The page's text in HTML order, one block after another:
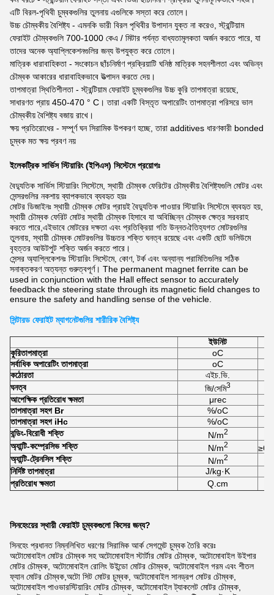
এটি বিরল-পৃথিবী চুম্বকগুলির তুলনায় এগুলিকে সস্তা করে তোলে।
উচ্চ চৌম্বকীয় বৈশিষ্ট্য - এমনকি ভারী বিরল পৃথিবীর উপাদান যুক্ত না করেও, স্ট্রন্টিয়াম
ফেরাইট চৌম্বকগুলি 700-1000 কেএ / মিটার পর্যন্ত বাধ্যতামূলকতা অর্জন করতে পারে, যা
তাদের অনেক অ্যাপ্লিকেশনগুলির জন্য উপযুক্ত করে তোলে।
মাত্রিক ধারাবাহিকতা - সংকোচন ছাঁচনির্মাণ প্রক্রিয়াটি ঘনিষ্ঠ মাত্রিক সহনশীলতা এবং অভিন্ন
চৌম্বক আকারের ধারাবাহিকভাবে উত্পাদন করতে দেয়।
তাপমাত্রা স্থিতিশীলতা - স্ট্রন্টিয়াম ফেরাইট চুম্বকগুলির উচ্চ কুরি তাপমাত্রা রয়েছে,
সাধারণত প্রায় 450-470 ° C। তারা একটি বিস্তৃত অপারেটিং তাপমাত্রা পরিসরে ভাল
চৌম্বকীয় বৈশিষ্ট্য বজায় রাখে।
ক্ষয় প্রতিরোধের - সম্পূর্ণ ঘন সিরামিক উপকরণ হচ্ছে, তারা additives ধারণকারী bonded
চুম্বক মত ক্ষয় প্রবণ নয়
ইলেকট্রিক সার্ভিস স্টিয়ারিং (ইপিএস) সিস্টেমে প্রয়োগঃ
বৈদ্যুতিক সার্ভিস স্টিয়ারিং সিস্টেমে, স্থায়ী চৌম্বক ফেরিটের চৌম্বকীয় বৈশিষ্ট্যগুলি মোটর এবং
সেন্সরগুলির নকশায় ব্যাপকভাবে ব্যবহৃত হয়ঃ
মোটর ডিজাইনঃ স্থায়ী চৌম্বক মোটর প্রায়ই বৈদ্যুতিক পাওয়ার স্টিয়ারিং সিস্টেমে ব্যবহৃত হয়,
স্থায়ী চৌম্বক ফেরিট মোটর স্থায়ী চৌম্বক হিসাবে যা অবিচ্ছিন্ন চৌম্বক ক্ষেত্র সরবরাহ
করতে পারে,এইভাবে মোটরের দক্ষতা এবং প্রতিক্রিয়া গতি উন্নতঐতিহ্যগত মোটরগুলির
তুলনায়, স্থায়ী চৌম্বক মোটরগুলির উচ্চতর শক্তি ঘনত্ব রয়েছে এবং একটি ছোট ভলিউমে
বৃহত্তর আউটপুট শক্তি অর্জন করতে পারে।
সেন্সর অ্যাপ্লিকেশনঃ স্টিয়ারিং সিস্টেমে, কোণ, টর্ক এবং অন্যান্য পরামিতিগুলির সঠিক
সনাক্তকরণ অত্যন্ত গুরুত্বপূর্ণ। The permanent magnet ferrite can be
used in conjunction with the Hall effect sensor to accurately
feedback the steering state through its magnetic field changes to
ensure the safety and handling sense of the vehicle.
সিন্টারড ফেরাইট ম্যাগনেটগুলির শারীরিক বৈশিষ্ট্য
ইউনিট
কুরিতাপমাত্রা
oC
সর্বাধিক অপারেটিং তাপমাত্রা
oC
কঠোরতা
এইচ.ভি.
ঘনত্ব
জি/সেমি3
আপেক্ষিক প্রতিরোধ ক্ষমতা
μrec
তাপমাত্রা সহগ Br
%/oC
তাপমাত্রা সহগ iHc
%/oC
বন্ডিং-বিরোধী শক্তি
N/m2
অ্যান্টি-কম্প্রেসিভ শক্তি N/m2
অ্যান্টি-ট্রেনসিল শক্তি
N/m2
নির্দিষ্ট তাপমাত্রা
J/kg·K
প্রতিরোধ ক্ষমতা
Q.cm
সিনহেংয়ের স্থায়ী ফেরাইট চুম্বকগুলো কিসের জন্য?
সিনহেং প্রধানত নিম্নলিখিত ধরণের সিরামিক আর্ক সেগমেন্ট চুম্বক তৈরি করেঃ
অটোমোবাইল মোটর চৌম্বক সহ অটোমোবাইল স্টার্টার মোটর চৌম্বক, অটোমোবাইল উইপার
মোটর চৌম্বক, অটোমোবাইল রোলিং উইন্ডো মোটর চৌম্বক, অটোমোবাইল গরম এবং শীতল
ফ্যান মোটর চৌম্বক,অটো সিট মোটর চুম্বক, অটোমোবাইল সানড্রপ মোটর চৌম্বক,
অটোমোবাইল পাওভারস্টিয়ারিং মোটর চৌম্বক, অটোমোবাইল ট্যাকলেট মোটর চৌম্বক,